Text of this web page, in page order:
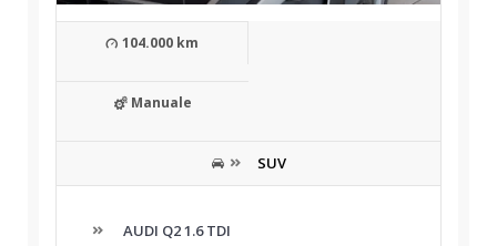
104.000 km
Manuale
SUV
AUDI Q2 1.6 TDI